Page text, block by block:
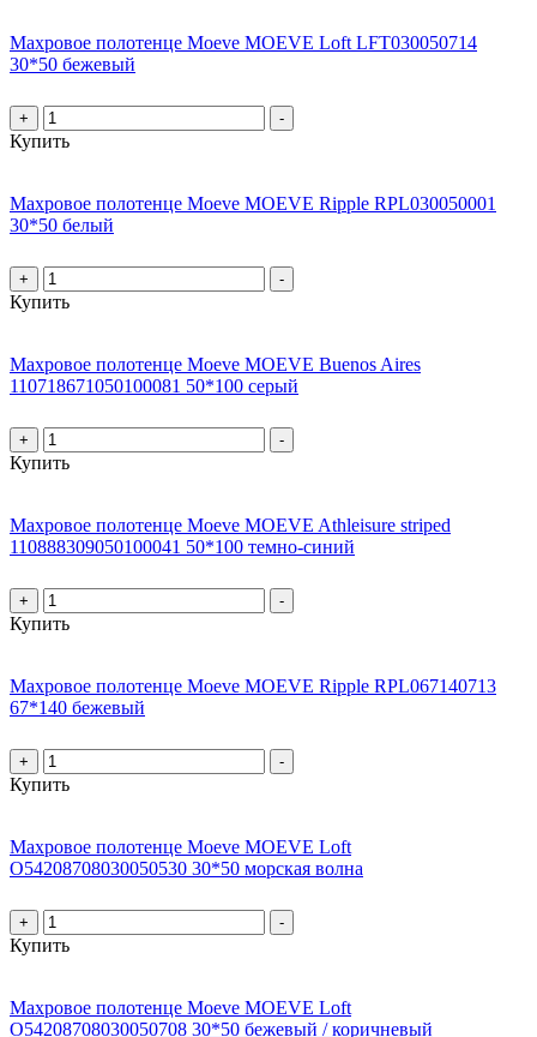
Махровое полотенце Moeve MOEVE Loft LFT030050714
30*50 бежевый
+ -
Купить
Махровое полотенце Moeve MOEVE Ripple RPL030050001
30*50 белый
+ -
Купить
Махровое полотенце Moeve MOEVE Buenos Aires
110718671050100081 50*100 серый
+ -
Купить
Махровое полотенце Moeve MOEVE Athleisure striped
110888309050100041 50*100 темно-синий
+ -
Купить
Махровое полотенце Moeve MOEVE Ripple RPL067140713
67*140 бежевый
+ -
Купить
Махровое полотенце Moeve MOEVE Loft
О54208708030050530 30*50 морская волна
+ -
Купить
Махровое полотенце Moeve MOEVE Loft
О54208708030050708 30*50 бежевый / коричневый